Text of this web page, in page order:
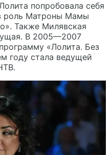
попробовала себя
роль Матроны Мамы
Также Милявская
В 2005—2007
«Лолита. Без
году стала ведущей